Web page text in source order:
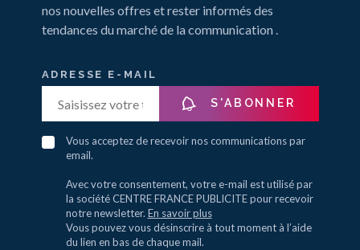
nos nouvelles offres et rester informés des
tendances du marché de la communication .
ADRESSE E-MAIL
S'ABONNER
Vous acceptez de recevoir nos communications par
email.
Avec votre consentement, votre e-mail est utilisé par
la société CENTRE FRANCE PUBLICITE pour recevoir
notre newsletter. En savoir plus
Vous pouvez vous désinscrire à tout moment à l’aide
du lien en bas de chaque mail.